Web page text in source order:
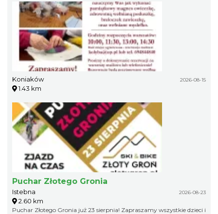
Koniaków 2026-08-15
1.43 km
Puchar Złotego Gronia
Istebna 2026-08-23
2.60 km
Puchar Złotego Gronia już 23 sierpnia! Zapraszamy wszystkie dzieci i